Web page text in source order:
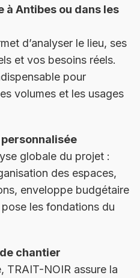
à Antibes ou dans les
d’analyser le lieu, ses
et vos besoins réels.
pour
volumes et les usages
globale du projet :
des espaces,
enveloppe budgétaire
les fondations du
chantier
TRAIT-NOIR assure la